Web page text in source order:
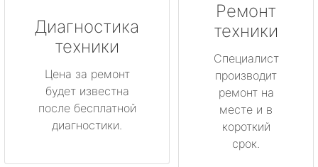
Диагностика
техники
Цена за ремонт
будет известна
после бесплатной
диагностики.
Ремонт
техники
Специалист
производит
ремонт на
месте и в
короткий
срок.